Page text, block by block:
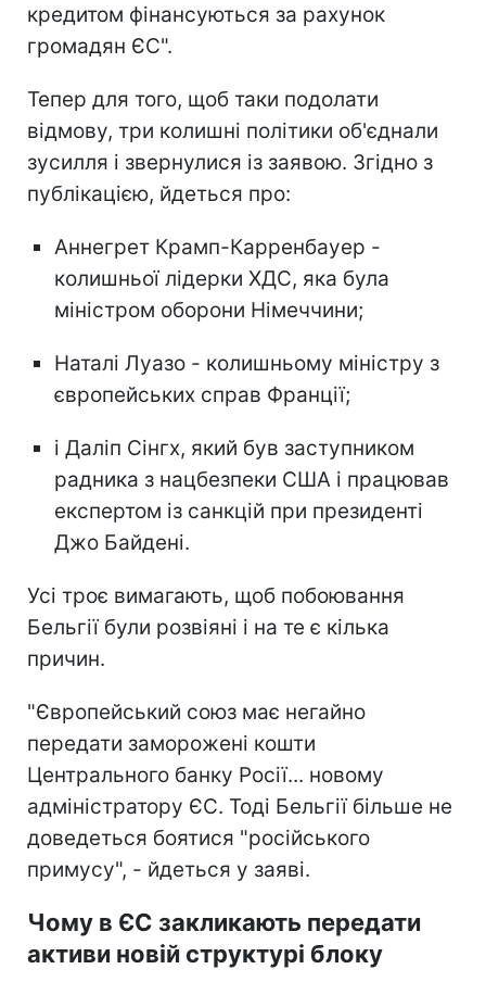
кредитом фінансуються за рахунок
громадян ЄС".
Тепер для того, щоб таки подолати
відмову, три колишні політики об'єднали
зусилля і звернулися із заявою. Згідно з
публікацією, йдеться про:
Аннегрет Крамп-Карренбауер -
колишньої лідерки ХДС, яка була
міністром оборони Німеччини;
Наталі Луазо - колишньому міністру з
європейських справ Франції;
і Даліп Сінгх, який був заступником
радника з нацбезпеки США і працював
експертом із санкцій при президенті
Джо Байдені.
Усі троє вимагають, щоб побоювання
Бельгії були розвіяні і на те є кілька
причин.
"Європейський союз має негайно
передати заморожені кошти
Центрального банку Росії... новому
адміністратору ЄС. Тоді Бельгії більше не
доведеться боятися "російського
примусу", - йдеться у заяві.
Чому в ЄС закликають передати
активи новій структурі блоку